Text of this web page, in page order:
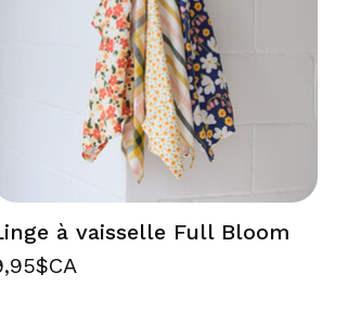
à vaisselle Full Bloom